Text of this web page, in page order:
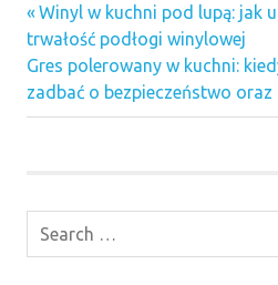
Nawigacja
wpisu
Previous
Post:
Winyl w kuchni pod lupą: jak
trwałość podłogi winylowej
Next
Post:
Gres polerowany w kuchni:
zadbać o bezpieczeństwo oraz